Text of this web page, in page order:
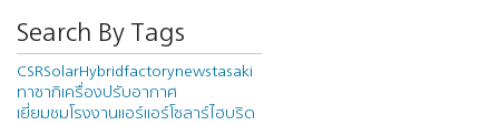
Search By Tags
CSRSolarHybridfactorynewstasaki
ทาซากิเครื่องปรับอากาศ
เยี่ยมชมโรงงานแอร์แอร์โซลาร์ไฮบริด